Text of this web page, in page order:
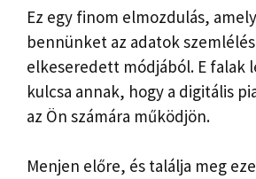
Ez egy finom elmozdulás,
bennünket az adatok
elkeseredett módjából. E falak
kulcsa annak, hogy a digitális
az Ön számára működjön.
Menjen előre, és találja meg